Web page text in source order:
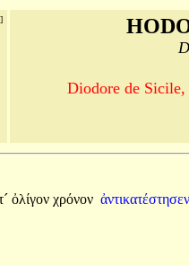
]
Diodore de
ὀλίγον χρόνον